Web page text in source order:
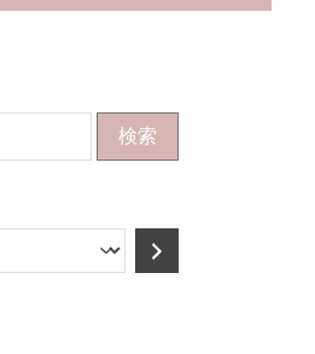
検索